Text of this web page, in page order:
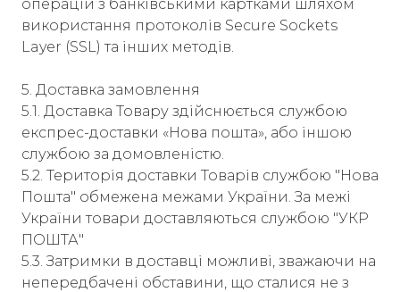
операцій з банківськими картками шляхом
використання протоколів Secure Sockets
Layer (SSL) та інших методів.​
5. Доставка замовлення
5.1. Доставка Товару здійснюється службою
експрес-доставки «Нова пошта», або іншою
службою за домовленістю.
5.2. Територія доставки Товарів службою "Нова
Пошта" обмежена межами України. За межі
України товари доставляються службою "УКР
ПОШТА"
5.3. Затримки в доставці можливі, зважаючи на
непередбачені обставини, що сталися не з